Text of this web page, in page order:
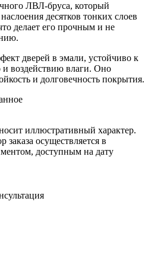
ЛВЛ-бруса, который
десятков тонких слоев
делает его прочным и не
дверей в эмали, устойчиво к
воздействию влаги. Оно
и долговечность покрытия.
иллюстративный характер.
осуществляется в
доступным на дату